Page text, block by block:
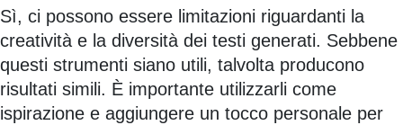
Sì, ci possono essere limitazioni riguardanti la
creatività e la diversità dei testi generati. Sebbene
questi strumenti siano utili, talvolta producono
risultati simili. È importante utilizzarli come
ispirazione e aggiungere un tocco personale per